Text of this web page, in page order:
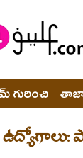
గురించి తాజా